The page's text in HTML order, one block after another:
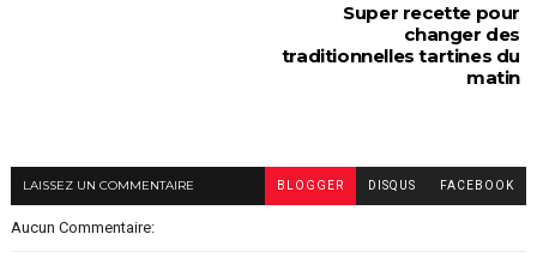
Super recette pour
changer des
traditionnelles tartines du
matin
LAISSEZ UN COMMENTAIRE BLOGGER DISQUS FACEBOOK
Aucun Commentaire: